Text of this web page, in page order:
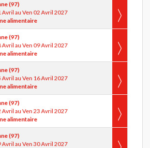
(97)
Avril au Ven 02 Avril 2027
alimentaire
(97)
Avril au Ven 09 Avril 2027
alimentaire
(97)
Avril au Ven 16 Avril 2027
alimentaire
(97)
Avril au Ven 23 Avril 2027
alimentaire
(97)
Avril au Ven 30 Avril 2027